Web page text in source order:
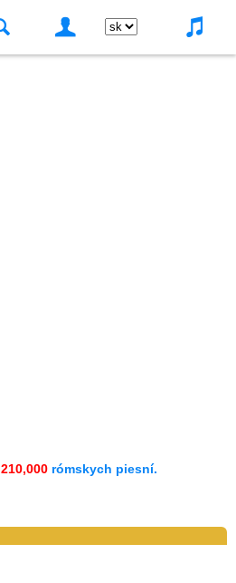
210,000 rómskych piesní.